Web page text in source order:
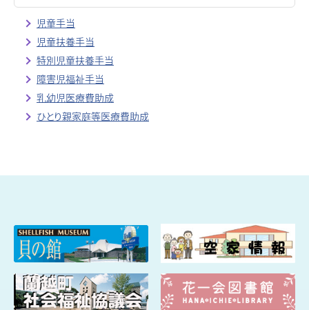
児童手当
児童扶養手当
特別児童扶養手当
障害児福祉手当
乳幼児医療費助成
ひとり親家庭等医療費助成